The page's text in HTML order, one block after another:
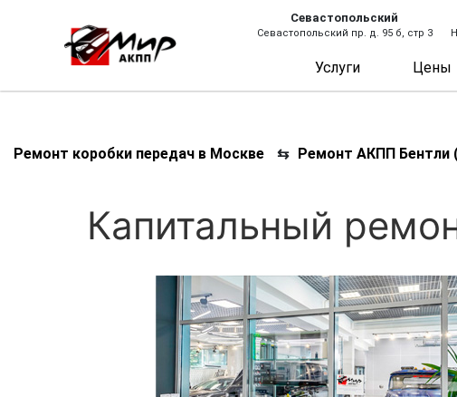
Севастопольский
Севастопольский пр. д. 95 б, стр 3
Услуги Цены
Ремонт коробки передач в Москве ⇆ Ремонт АКПП Бентли
Капитальный